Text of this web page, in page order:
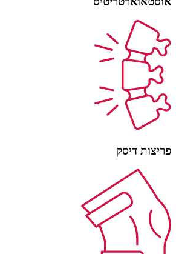
פריצות דיסק